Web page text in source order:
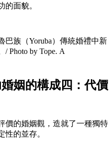
的面貌。
巴族（Yoruba）傳統婚禮中新
Photo by Tope. A
姻的構成四：代價
價的婚姻觀，造就了一種獨特
性的並存。